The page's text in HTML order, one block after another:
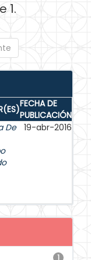
1.
FECHA DE
PUBLICACIÓN
De
19-abr-2016
1